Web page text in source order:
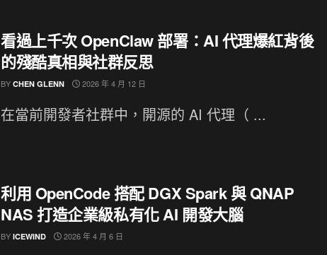
看過上千次 OpenClaw 部署：AI 代理爆紅背後
的殘酷真相與社群反思
BY CHEN GLENN 2026 年 4 月 12 日
在當前開發者社群中，開源的 AI 代理（ ...
利用 OpenCode 搭配 DGX Spark 與 QNAP
NAS 打造企業級私有化 AI 開發大腦
BY ICEWIND 2026 年 4 月 6 日